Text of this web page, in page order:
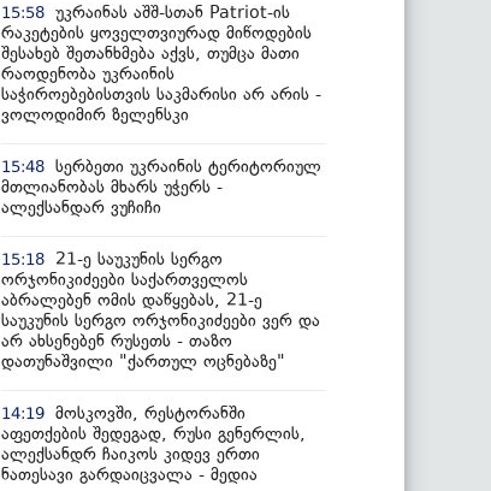
15:58 უკრაინას აშშ-სთან Patriot-ის
რაკეტების ყოველთვიურად მიწოდების
შესახებ შეთანხმება აქვს, თუმცა მათი
რაოდენობა უკრაინის
საჭიროებებისთვის საკმარისი არ არის -
ვოლოდიმირ ზელენსკი
15:48 სერბეთი უკრაინის ტერიტორიულ
მთლიანობას მხარს უჭერს -
ალექსანდარ ვუჩიჩი
15:18
21-ე საუკუნის სერგო
ორჯონიკიძეები საქართველოს
აბრალებენ ომის დაწყებას, 21-ე
საუკუნის სერგო ორჯონიკიძეები ვერ და
არ ახსენებენ რუსეთს - თაზო
დათუნაშვილი "ქართულ ოცნებაზე"
14:19 მოსკოვში, რესტორანში
აფეთქების შედეგად, რუსი გენერლის,
ალექსანდრ ჩაიკოს კიდევ ერთი
ნათესავი გარდაიცვალა - მედია